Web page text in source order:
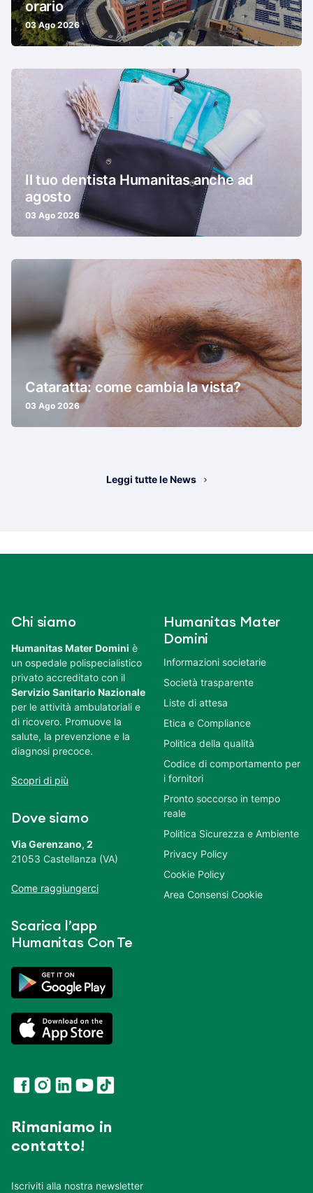
orario
03 Ago 2026
Il tuo dentista Humanitas anche ad
agosto
03 Ago 2026
Cataratta: come cambia la vista?
03 Ago 2026
Leggi tutte le News
Chi siamo
Humanitas Mater Domini è
un ospedale polispecialistico
privato accreditato con il
Servizio Sanitario Nazionale
per le attività ambulatoriali e
di ricovero. Promuove la
salute, la prevenzione e la
diagnosi precoce.
Scopri di più
Dove siamo
Via Gerenzano, 2
21053 Castellanza (VA)
Come raggiungerci
Scarica l’app
Humanitas Con Te
Rimaniamo in
contatto!
Iscriviti alla nostra newsletter
Humanitas Mater
Domini
Informazioni societarie
Società trasparente
Liste di attesa
Etica e Compliance
Politica della qualità
Codice di comportamento per
i fornitori
Pronto soccorso in tempo
reale
Politica Sicurezza e Ambiente
Privacy Policy
Cookie Policy
Area Consensi Cookie